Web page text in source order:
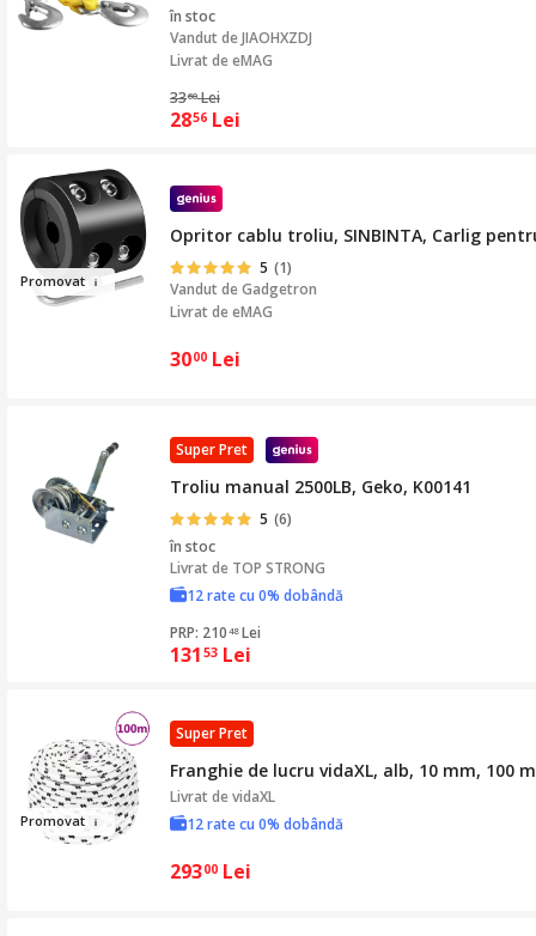
în stoc
Vandut deJIAOHXZDJ
Livrat de eMAG
3360 Lei
2856 Lei
Promovat
Opritor cablu troliu, SINBINTA, Carlig
5 (1)
Vandut deGadgetron
Livrat de eMAG
3000 Lei
Super Pret
Troliu manual 2500LB, Geko, K00141
5 (6)
în stoc
Livrat de TOP STRONG
12 rate cu 0% dobândă
PRP: 210 48 Lei
131 53 Lei
Promovat
Super Pret
Franghie de lucru vidaXL, alb, 10 mm, 100
Livrat devidaXL
12 rate cu 0% dobândă
29300 Lei